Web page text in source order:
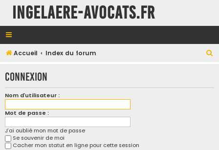
INGELAERE-AVOCATS.FR
Accueil Index du forum
h
Connexion
Nom d’utilisateur :
Mot de passe :
J’ai oublié mon mot de passe
Se souvenir de moi
Cacher mon statut en ligne pour cette session